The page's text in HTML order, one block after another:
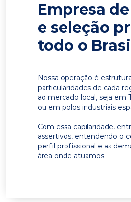
Empresa
e seleção
todo o
Nossa operação é
particularidades de cada
ao mercado local, seja em
ou em polos industriais
Com essa capilaridade,
assertivos, entendendo o
perfil profissional e as
área onde atuamos.